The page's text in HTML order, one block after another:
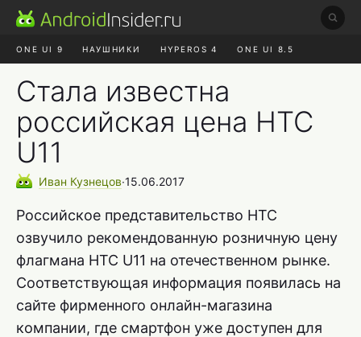
ONE UI 9 НАУШНИКИ HYPEROS 4 ONE UI 8.5
Стала известна
российская цена HTC
U11
Иван Кузнецов∙15.06.2017
Российское представительство HTC
озвучило рекомендованную розничную цену
флагмана HTC U11 на отечественном рынке.
Соответствующая информация появилась на
сайте фирменного онлайн-магазина
компании, где смартфон уже доступен для